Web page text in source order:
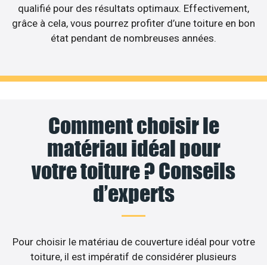
qualifié pour des résultats optimaux. Effectivement,
grâce à cela, vous pourrez profiter d’une toiture en bon
état pendant de nombreuses années.
Comment choisir le
matériau idéal pour
votre toiture ? Conseils
d’experts
Pour choisir le matériau de couverture idéal pour votre
toiture, il est impératif de considérer plusieurs